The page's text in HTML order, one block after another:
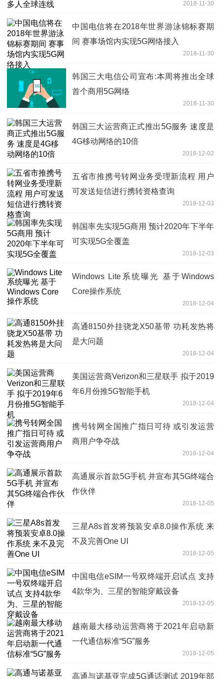
2018-11-30
中国电信将在2018年世界游泳锦标赛期
间 赛事场馆内实现5G网络接入
2018-11-30
韩国三大电信公司宣布:本周将推出全球
首个商用5G网络
2018-11-30
韩国三大运营商正式推出5G服务 速度是
4G移动网络的10倍
2018-12-02
五省市推携号转网业务受理新流程 用户
可发送短信进行携转资格查询
2018-12-03
韩国率先实现5G商用 预计2020年下半年
可实现5G全覆盖
2018-12-03
Windows Lite系统曝光 基于Windows
Core操作系统
2018-12-04
高通8150外挂骁龙X50基带 功耗发热将
是大问题
2018-12-04
美国运营商Verizon和三星联手 拟于2019
年6月份推5G智能手机
2018-12-04
携号转网全国推广指日可待 或引发运营
商用户争夺战
2018-12-04
高通展示首款5G手机 并宣布其5G终端合
作伙伴
2018-12-05
三星A8s首发将预装安卓8.0操作系统 来
不及完善One UI
2018-12-05
中国电信eSIM一号双终端开启试点 支持
4款华为、三星的智能穿戴设备
2018-12-05
越南最大移动运营商将于2021年启动新
一代通信标准“5G”服务
2018-12-05
高通与诺基亚完成5G通话测试 2019年部